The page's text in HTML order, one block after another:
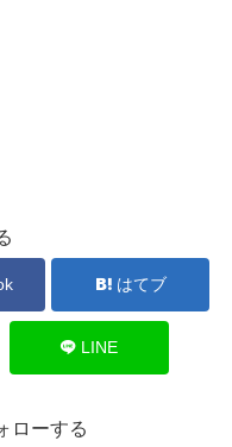
はてブ
LINE
ローする